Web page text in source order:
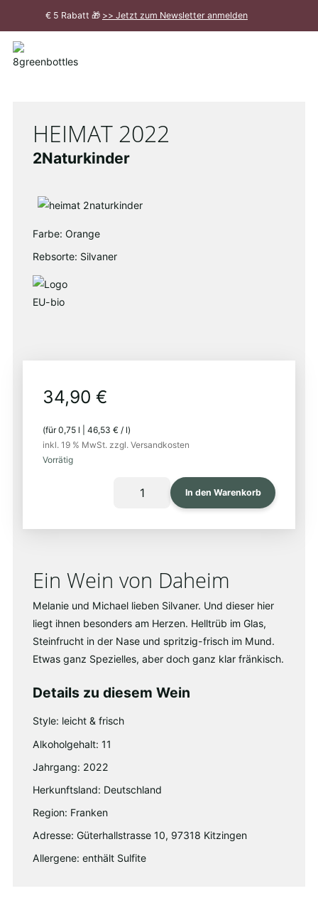
€ 5 Rabatt 🎁 >> Jetzt zum Newsletter anmelden
Meldung
HEIMAT 2022
2Naturkinder
Farbe: Orange
Rebsorte: Silvaner
34,90 €
(für0,75 l 46,53 € / l)
inkl. 19 % MwSt. zzgl. Versandkosten
Vorrätig
In den Warenkorb
Ein Wein von Daheim
Melanie und Michael lieben Silvaner. Und dieser hier
liegt ihnen besonders am Herzen. Helltrüb im Glas,
Steinfrucht in der Nase und spritzig-frisch im Mund.
Etwas ganz Spezielles, aber doch ganz klar fränkisch.
Details zu diesem Wein
Style: leicht & frisch
Alkoholgehalt: 11
Jahrgang: 2022
Herkunftsland: Deutschland
Region: Franken
Adresse: Güterhallstrasse 10, 97318 Kitzingen
Allergene: enthält Sulfite